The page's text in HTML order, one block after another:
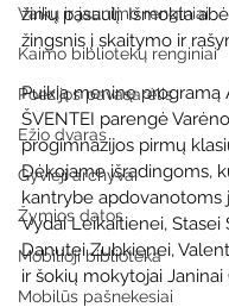
Vaikų ir jaunimo renginiai
Kaimo bibliotekų renginiai
Poezijos pavasarėlis
Ežio dvaras
Gyvieji archyvai
Žymios datos
Mobilioji biblioteka
Mobilūs pašnekesiai
žinių pasaulį. Išmokta
žingsnis į skaitymo ir
Puikią meninę programą
ŠVENTEI parengė
progimnazijos pirmų
Dėkojame išradingoms,
kantrybe apdovanotoms
Vydai Leikaitienei, Stasei
Danutei Zubkienei,
ir šokių mokytojai Janinai